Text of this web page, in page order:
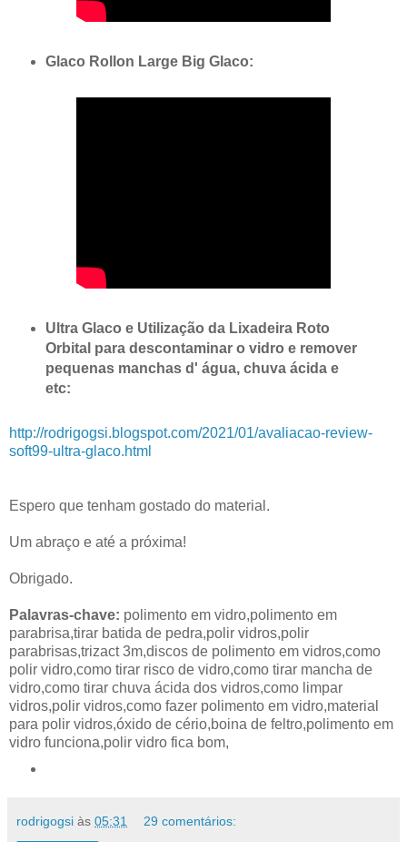
Glaco Rollon Large Big Glaco:
Ultra Glaco e Utilização da Lixadeira Roto
Orbital para descontaminar o vidro e remover
pequenas manchas d' água, chuva ácida e
etc:
http://rodrigogsi.blogspot.com/2021/01/avaliacao-review-
soft99-ultra-glaco.html
Espero que tenham gostado do material.
Um abraço e até a próxima!
Obrigado.
Palavras-chave: polimento em vidro,polimento em
parabrisa,tirar batida de pedra,polir vidros,polir
parabrisas,trizact 3m,discos de polimento em vidros,como
polir vidro,como tirar risco de vidro,como tirar mancha de
vidro,como tirar chuva ácida dos vidros,como limpar
vidros,polir vidros,como fazer polimento em vidro,material
para polir vidros,óxido de cério,boina de feltro,polimento em
vidro funciona,polir vidro fica bom,
rodrigogsi às 05:31 29 comentários: